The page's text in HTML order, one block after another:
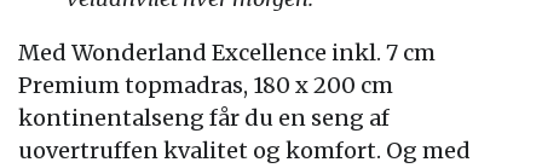
Med Wonderland Excellence inkl. 7 cm
Premium topmadras, 180 x 200 cm
kontinentalseng får du en seng af
uovertruffen kvalitet og komfort. Og med